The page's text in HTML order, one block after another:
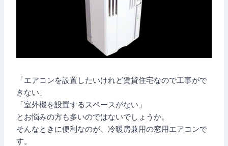
「エアコンを設置したいけれど賃貸住宅なので工事がで
きない」
「室外機を設置するスペースがない」
とお悩みの方も多いのではないでしょうか。
そんなときに便利なのが、冷暖房兼用の窓用エアコンで
す。